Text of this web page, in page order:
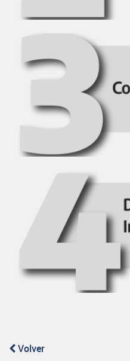
Volver